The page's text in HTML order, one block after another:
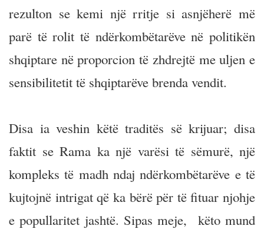
rezulton se kemi një rritje si asnjëherë më
parë të rolit të ndërkombëtarëve në politikën
shqiptare në proporcion të zhdrejtë me uljen e
sensibilitetit të shqiptarëve brenda vendit.
Disa ia veshin këtë traditës së krijuar; disa
faktit se Rama ka një varësi të sëmurë, një
kompleks të madh ndaj ndërkombëtarëve e të
kujtojnë intrigat që ka bërë për të fituar njohje
e popullaritet jashtë. Sipas meje, këto mund